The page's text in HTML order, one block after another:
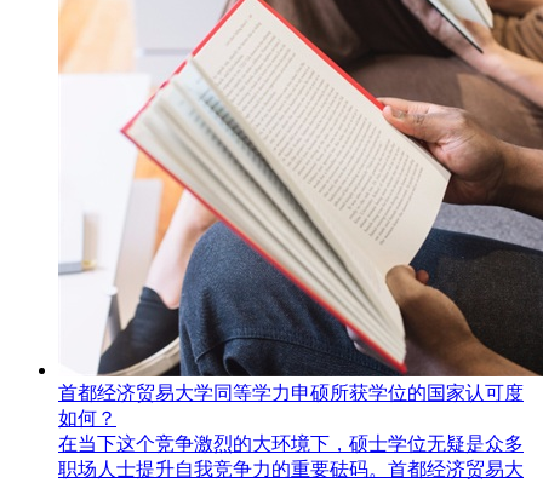
首都经济贸易大学同等学力申硕所获学位的国家认可度
如何？
​在当下这个竞争激烈的大环境下，硕士学位无疑是众多
职场人士提升自我竞争力的重要砝码。首都经济贸易大